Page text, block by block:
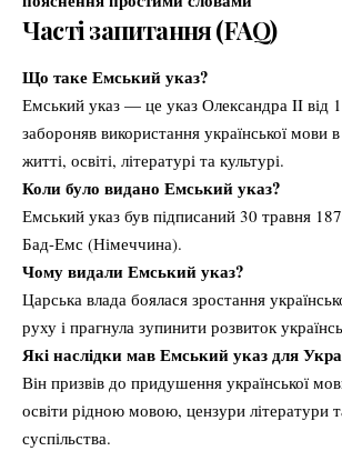
Часті запитання (FAQ)
Що таке Емський указ?
Емський указ — це указ Олександра II від
забороняв використання української мови
житті, освіті, літературі та культурі.
Коли було видано Емський указ?
Емський указ був підписаний 30 травня
Бад-Емс (Німеччина).
Чому видали Емський указ?
Царська влада боялася зростання
руху і прагнула зупинити розвиток
Які наслідки мав Емський указ для
Він призвів до придушення української
освіти рідною мовою, цензури літератури
суспільства.